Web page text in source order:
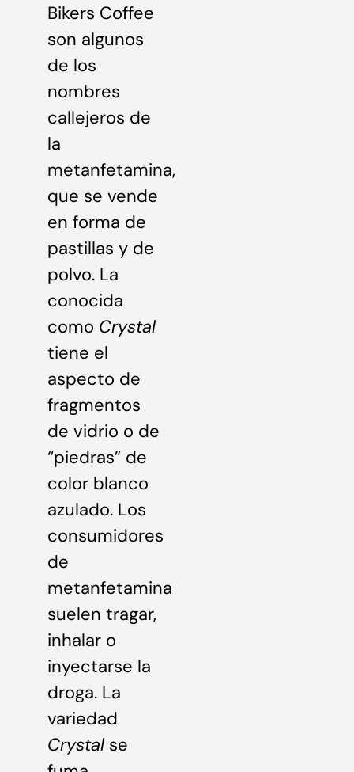
Bikers Coffee
son algunos
de los
nombres
callejeros de
la
metanfetamina,
que se vende
en forma de
pastillas y de
polvo. La
conocida
como Crystal
tiene el
aspecto de
fragmentos
de vidrio o de
“piedras” de
color blanco
azulado. Los
consumidores
de
metanfetamina
suelen tragar,
inhalar o
inyectarse la
droga. La
variedad
Crystalse